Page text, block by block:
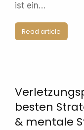
ist ein…
Read article
besten
& mentale